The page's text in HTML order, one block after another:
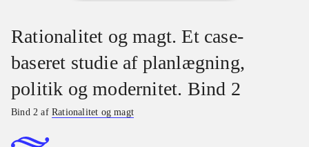
Rationalitet og magt. Et case-
baseret studie af planlægning,
politik og modernitet. Bind 2
Bind 2 afRationalitet og magt